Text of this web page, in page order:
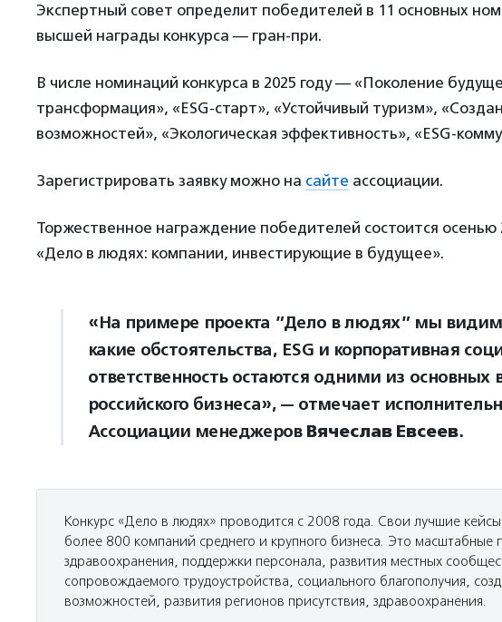
Экспертный совет определит победителей в 11 основных
высшей награды конкурса — гран-при.
В числе номинаций конкурса в 2025 году — «Поколение
трансформация», «ESG-старт», «Устойчивый туризм»,
возможностей», «Экологическая эффективность», «ESG-
Зарегистрировать заявку можно на сайте ассоциации.
Торжественное награждение победителей состоится осенью
«Дело в людях: компании, инвестирующие в будущее».
«На примере проекта ”Дело в людях” мы
какие обстоятельства, ESG и корпоративная
ответственность остаются одними из основных
российского бизнеса», — отмечает
Ассоциации менеджеров Вячеслав Евсеев.
Конкурс «Дело в людях» проводится с 2008 года. Свои лучшие
более 800 компаний среднего и крупного бизнеса. Это масштабные
здравоохранения, поддержки персонала, развития местных
сопровождаемого трудоустройства, социального благополучия,
возможностей, развития регионов присутствия, здравоохранения.